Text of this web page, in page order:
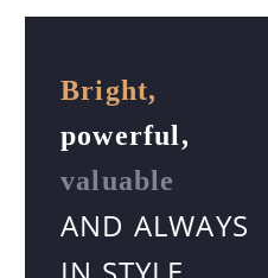
Bright,
powerful,
valuable
AND ALWAYS